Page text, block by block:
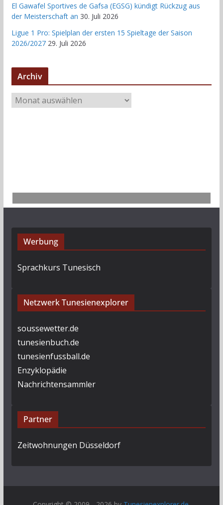
El Gawafel Sportives de Gafsa (EGSG) kündigt Rückzug aus
der Meisterschaft an 30. Juli 2026
Ligue 1 Pro: Spielplan der ersten 15 Spieltage der Saison
2026/2027 29. Juli 2026
Archiv
r
Werbung
Sprachkurs Tunesisch
Netzwerk Tunesienexplorer
soussewetter.de
tunesienbuch.de
tunesienfussball.de
Enzyklopädie
Nachrichtensammler
Partner
Zeitwohnungen Düsseldorf